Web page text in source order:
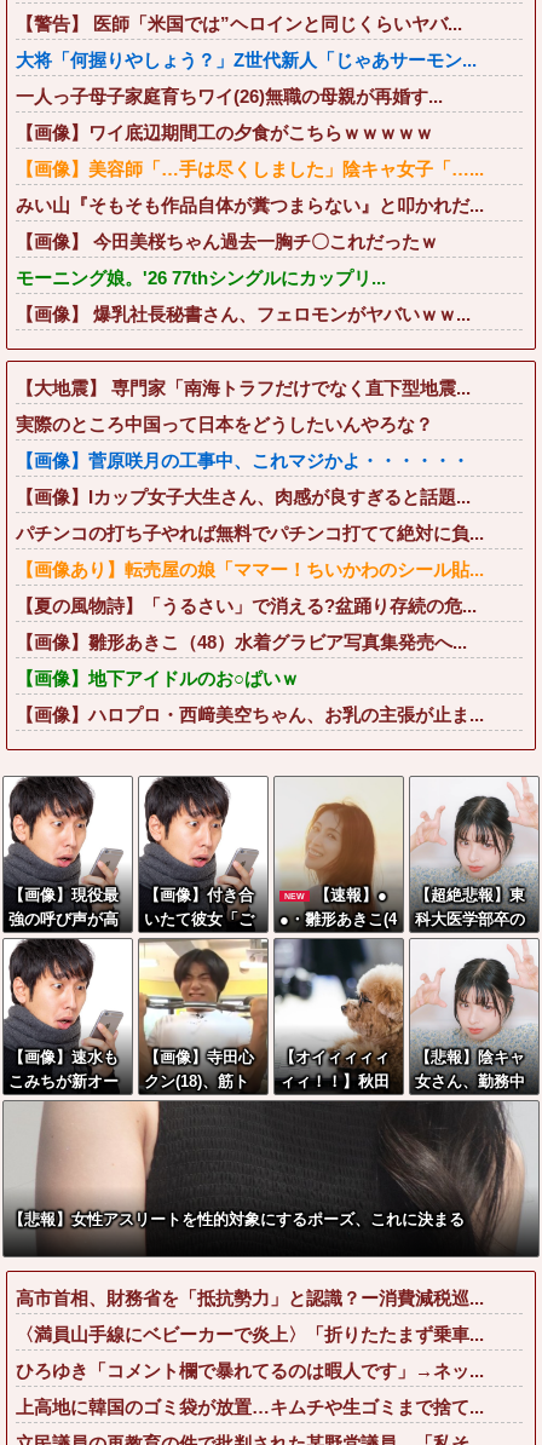
【警告】 医師「米国では”ヘロインと同じくらいヤバ...
大将「何握りやしょう？」Z世代新人「じゃあサーモン...
一人っ子母子家庭育ちワイ(26)無職の母親が再婚す...
【画像】ワイ底辺期間工の夕食がこちらｗｗｗｗｗ
【画像】美容師「…手は尽くしました」陰キャ女子「…...
みい山『そもそも作品自体が糞つまらない』と叩かれだ...
【画像】 今田美桜ちゃん過去一胸チ〇これだったｗ
モーニング娘。'26 77thシングルにカップリ...
【画像】 爆乳社長秘書さん、フェロモンがヤバいｗｗ...
【大地震】 専門家「南海トラフだけでなく直下型地震...
実際のところ中国って日本をどうしたいんやろな？
【画像】菅原咲月の工事中、これマジかよ・・・・・・
【画像】Iカップ女子大生さん、肉感が良すぎると話題...
パチンコの打ち子やれば無料でパチンコ打てて絶対に負...
【画像あり】転売屋の娘「ママー！ちいかわのシール貼...
【夏の風物詩】「うるさい」で消える?盆踊り存続の危...
【画像】雛形あきこ（48）水着グラビア写真集発売へ...
【画像】地下アイドルのお○ぱいｗ
【画像】ハロプロ・西﨑美空ちゃん、お乳の主張が止ま...
【画像】現役最
強の呼び声が高
いこの回転寿
司、レベチ過ぎ
る→ご覧くださ
いw w w w w w
w
【画像】付き合
いたて彼女「ご
めーんちょびっ
ツ散らかってる
けど上がって
～！」←お前ら
だったらコレ別
れる
か？？？？？
NEW
【速報】●
●・雛形あきこ(4
8)さん、22年ぶ
り写真集wwww
wwwww
【超絶悲報】東
科大医学部卒の
美人YouTuberさ
ん、直美でコメ
ント欄が炎上し
てしまう…
【画像】速水も
こみちが新オー
プンしたカフ
ェ、サンドイッ
チ1つ3000円←
コレは妥当だと
思
う？？？？？？
【画像】寺田心
クン(18)、筋ト
レした結果無事
かわいくなる
【オイィィィィ
ィィ！！】秋田
県職員、ラ○ホ
テルと思われる
場所から記者会
見に参加してし
まった結果w w
w w w w w w
【悲報】陰キャ
女さん、勤務中
にBeRealしてる
同僚をチクって
クビにさせたエ
ピソードを大公
開←これガチだ
と思
う？？？？？
【悲報】女性アスリートを性的対象にするポーズ、これに決まる
高市首相、財務省を「抵抗勢力」と認識？ー消費減税巡...
〈満員山手線にベビーカーで炎上〉「折りたたまず乗車...
ひろゆき「コメント欄で暴れてるのは暇人です」→ネッ...
上高地に韓国のゴミ袋が放置…キムチや生ゴミまで捨て...